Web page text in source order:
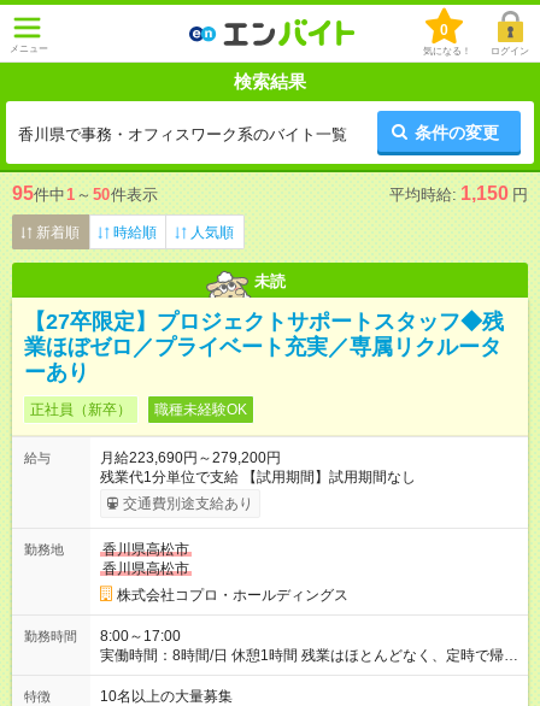
メニュー
0
気になる！ ログイン
検索結果
香川県で事務・オフィスワーク系のバイト一覧 条件の変更
95件中1 ～ 50件表示 平均時給: 1,150 円
新着順 時給順 人気順
未読
【27卒限定】プロジェクトサポートスタッフ◆残
業ほぼゼロ／プライベート充実／専属リクルータ
ーあり
正社員（新卒） 職種未経験OK
給与
月給223,690円～279,200円
残業代1分単位で支給 【試用期間】試用期間なし
交通費別途支給あり
勤務地
香川県高松市
香川県高松市
株式会社コプロ・ホールディングス
勤務時間
8:00～17:00
実働時間：8時間/日 休憩1時間 残業はほとんどなく、定時で帰れ
る日が多い働き方です。 毎日の業務は進捗管理や事務が中心な
ので、 「今日やるべき仕事」が終われば、自然と区切りをつけ
特徴 10名以上の大量募集